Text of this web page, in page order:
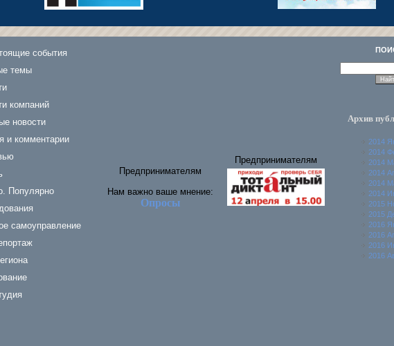
события
темы
компаний
новости
и комментарии
Популярно
самоуправление
Предпринимателям
Нам важно ваше мнение:
Опросы
Предпринимателям
Архив
2014
2014
2014
2014
2014
2014
2015
2015
2016
2016
2016
2016